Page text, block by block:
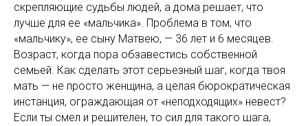
скрепляющие судьбы людей, а дома решает, что
лучше для ее «мальчика». Проблема в том, что
«мальчику», ее сыну Матвею, — 36 лет и 6 месяцев.
Возраст, когда пора обзавестись собственной
семьей. Как сделать этот серьезный шаг, когда твоя
мать — не просто женщина, а целая бюрократическая
инстанция, ограждающая от «неподходящих» невест?
Если ты смел и решителен, то сил для такого шага,